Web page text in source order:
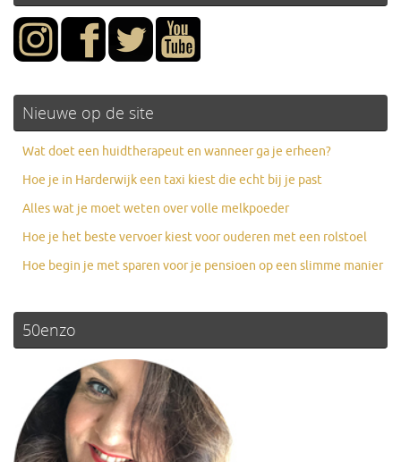
Nieuwe op de site
Wat doet een huidtherapeut en wanneer ga je erheen?
Hoe je in Harderwijk een taxi kiest die echt bij je past
Alles wat je moet weten over volle melkpoeder
Hoe je het beste vervoer kiest voor ouderen met een rolstoel
Hoe begin je met sparen voor je pensioen op een slimme manier
50enzo